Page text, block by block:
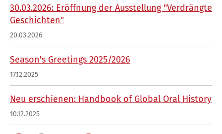
30.03.2026: Eröffnung der Ausstellung "Verdrängte
Geschichten"
20.03.2026
Season's Greetings 2025/2026
17.12.2025
Neu erschienen: Handbook of Global Oral History
10.12.2025